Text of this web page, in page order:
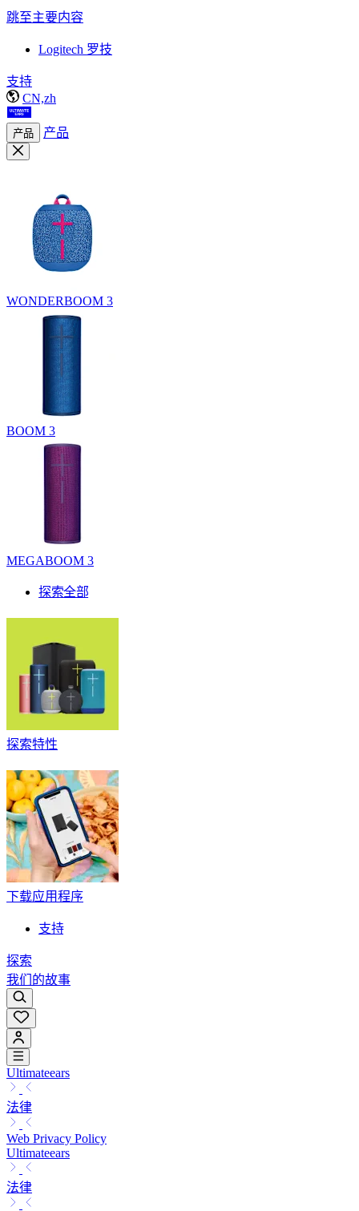
跳至主要内容
Logitech 罗技
支持
CN,zh
产品 产品
WONDERBOOM 3
BOOM 3
MEGABOOM 3
探索全部
探索特性
下载应用程序
支持
探索
我们的故事
Ultimateears
法律
Web Privacy Policy
Ultimateears
法律